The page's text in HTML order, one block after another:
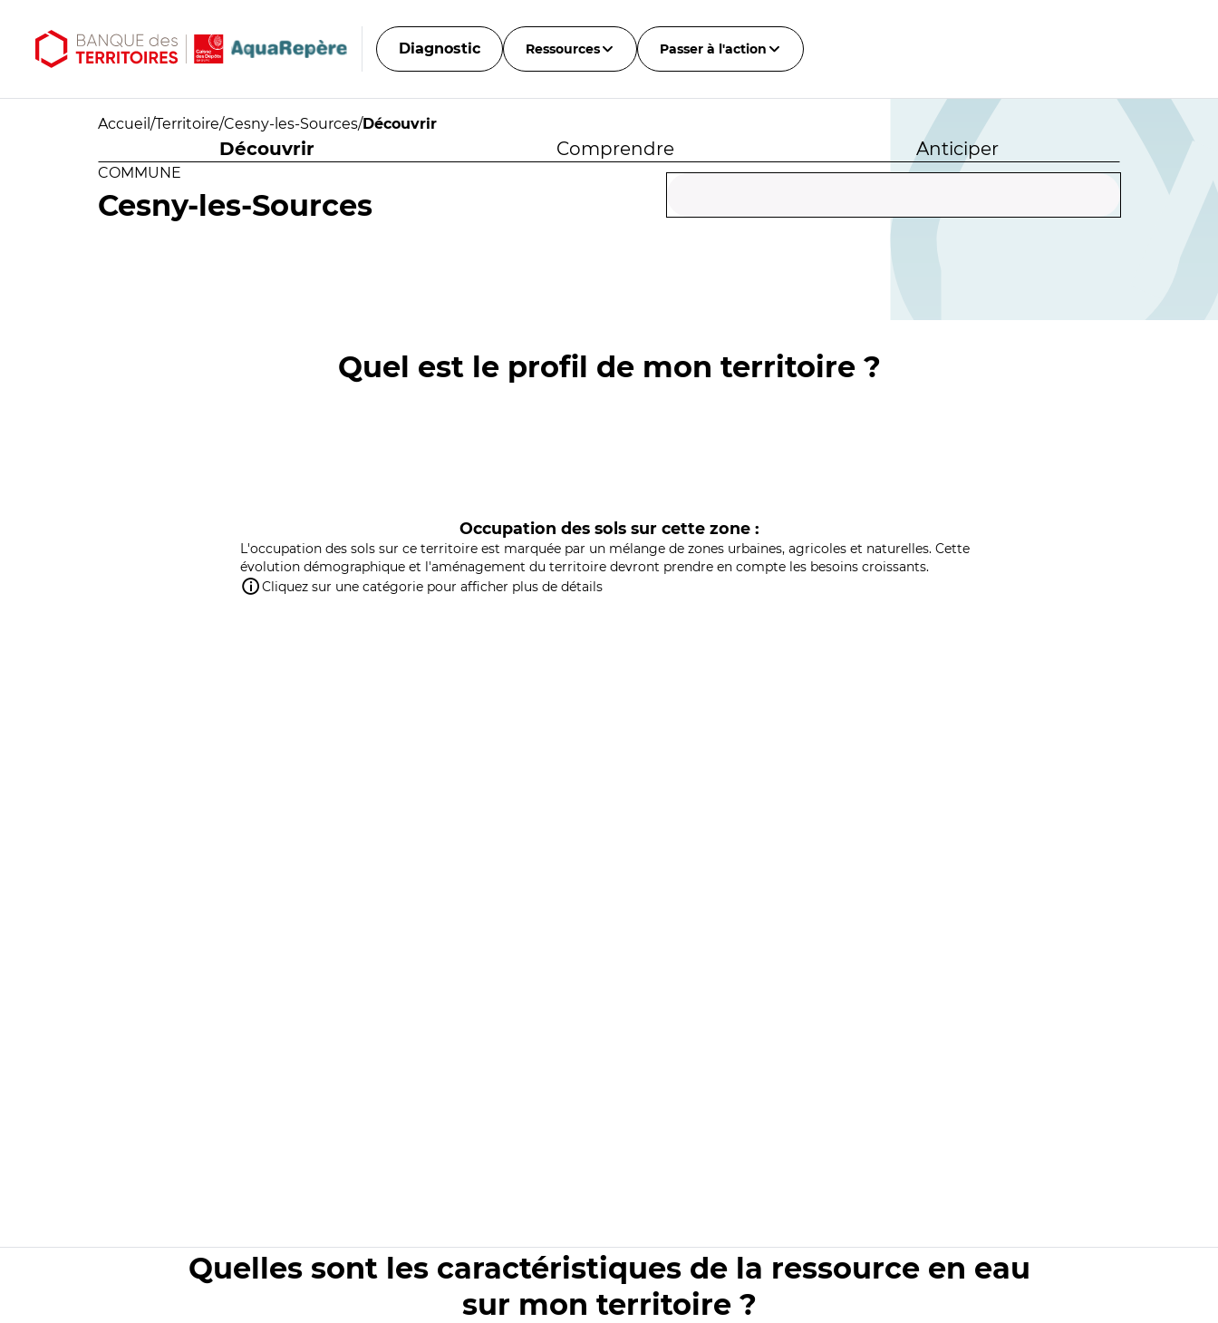
Diagnostic Ressources Passer à l'action
Accueil /Territoire/Cesny-les-Sources/Découvrir
Découvrir Comprendre Anticiper
COMMUNE
Cesny-les-Sources
Quel est le profil de mon territoire ?
Occupation des sols sur cette zone :
L'occupation des sols sur ce territoire est marquée par un mélange de zones urbaines, agricoles et naturelles. Cette
évolution démographique et l'aménagement du territoire devront prendre en compte les besoins croissants.
Cliquez sur une catégorie pour afficher plus de détails
Quelles sont les caractéristiques de la ressource en eau
sur mon territoire ?